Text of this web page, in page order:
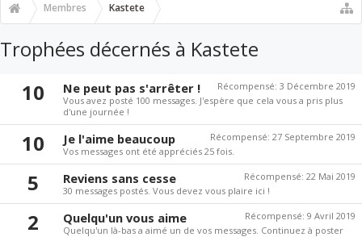
Membres Kastete
Trophées décernés à Kastete
10
Récompensé: 3 Décembre 2019
Ne peut pas s'arrêter !
Vous avez posté 100 messages. J'espère que cela vous a pris plus
d'une journée !
10 Récompensé: 27 Septembre 2019
Je l'aime beaucoup
Vos messages ont été appréciés 25 fois.
5 Récompensé: 22 Mai 2019
Reviens sans cesse
30 messages postés. Vous devez vous plaire ici !
2 Récompensé: 9 Avril 2019
Quelqu'un vous aime
Quelqu'un là-bas a aimé un de vos messages. Continuez à poster